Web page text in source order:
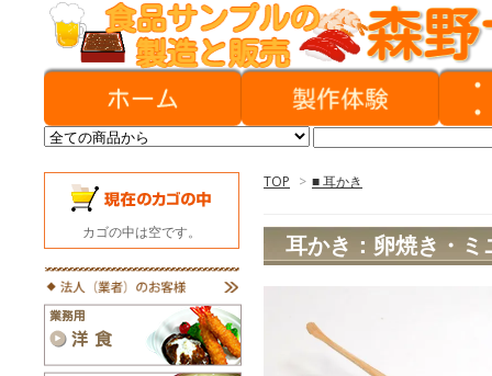
TOP > ■ 耳かき
耳かき：卵焼き・ミ
カゴの中は空です。